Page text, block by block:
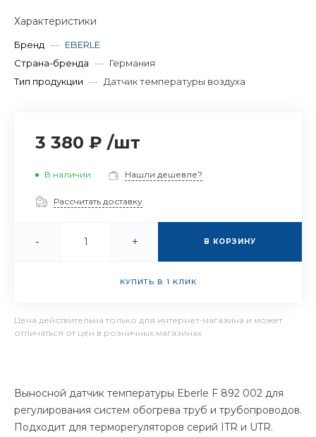
Характеристики
Бренд — EBERLE
Страна-бренда — Германия
Тип продукции — Датчик температуры воздуха
3 380 ₽ /шт
В наличии Нашли дешевле?
Рассчитать доставку
- + В КОРЗИНУ
КУПИТЬ В 1 КЛИК
Цена действительна только для интернет-магазина и может
отличаться от цен в розничных магазинах
Выносной датчик температуры Eberle F 892 002 для
регулирования систем обогрева труб и трубопроводов.
Подходит для терморегуляторов серий ITR и UTR.